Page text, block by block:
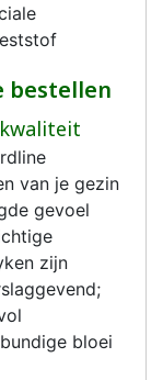
bestellen
van je gezin
gevoel
zijn
bloei